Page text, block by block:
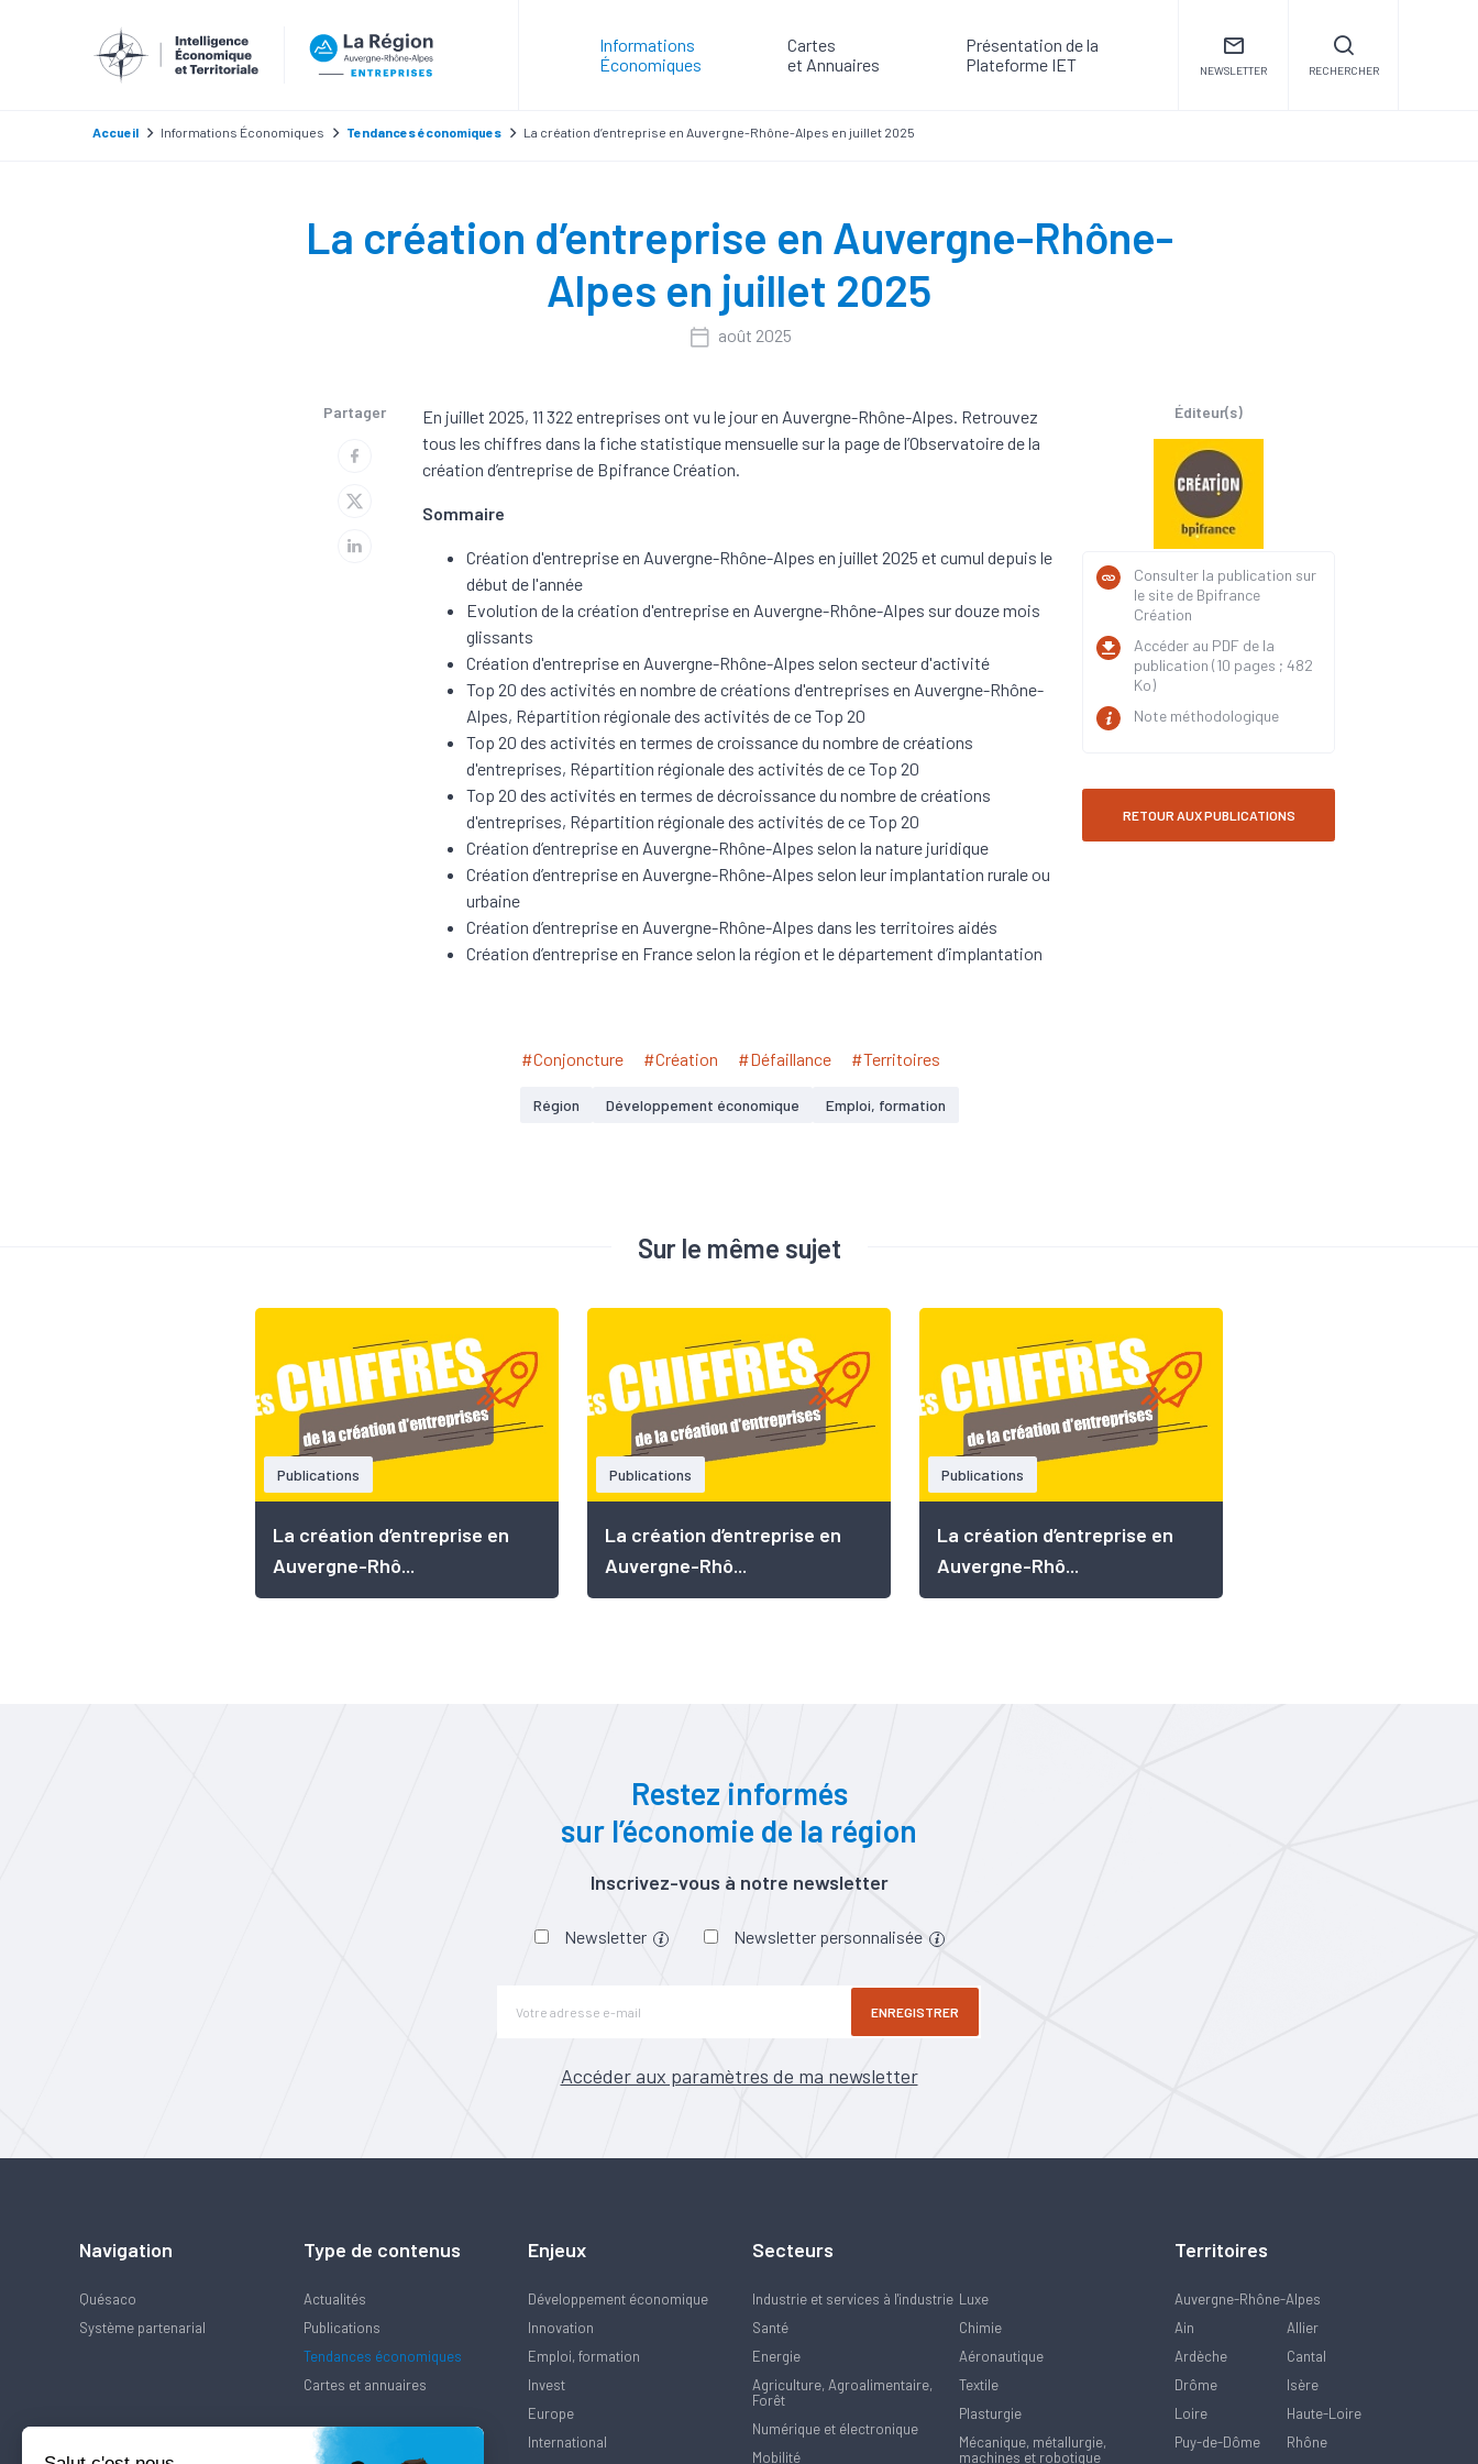
Informations
Économiques
Cartes
et Annuaires
Présentation de la
Plateforme IET
NEWSLETTER RECHERCHER
Accueil Informations Économiques Tendances économiques La création d’entreprise en Auvergne-Rhône-Alpes en juillet 2025
La création d’entreprise en Auvergne-Rhône-
Alpes en juillet 2025
août 2025
Partager
En juillet 2025, 11 322 entreprises ont vu le jour en Auvergne-Rhône-Alpes. Retrouvez
tous les chiffres dans la fiche statistique mensuelle sur la page de l’Observatoire de la
création d’entreprise de Bpifrance Création.
Sommaire
Création d'entreprise en Auvergne-Rhône-Alpes en juillet 2025 et cumul depuis le
début de l'année
Evolution de la création d'entreprise en Auvergne-Rhône-Alpes sur douze mois
glissants
Création d'entreprise en Auvergne-Rhône-Alpes selon secteur d'activité
Top 20 des activités en nombre de créations d'entreprises en Auvergne-Rhône-
Alpes, Répartition régionale des activités de ce Top 20
Top 20 des activités en termes de croissance du nombre de créations
d'entreprises, Répartition régionale des activités de ce Top 20
Top 20 des activités en termes de décroissance du nombre de créations
d'entreprises, Répartition régionale des activités de ce Top 20
Création d’entreprise en Auvergne-Rhône-Alpes selon la nature juridique
Création d’entreprise en Auvergne-Rhône-Alpes selon leur implantation rurale ou
urbaine
Création d’entreprise en Auvergne-Rhône-Alpes dans les territoires aidés
Création d’entreprise en France selon la région et le département d’implantation
Éditeur(s)
Consulter la publication sur
le site de Bpifrance
Création
Accéder au PDF de la
publication (10 pages ; 482
Ko)
Note méthodologique
RETOUR AUX PUBLICATIONS
#Conjoncture #Création #Défaillance #Territoires
Région Développement économique Emploi, formation
Sur le même sujet
Publications
La création d’entreprise en
Auvergne-Rhô...
Publications
La création d’entreprise en
Auvergne-Rhô...
Publications
La création d’entreprise en
Auvergne-Rhô...
Restez informés
sur l’économie de la région
Inscrivez-vous à notre newsletter
Newsletter Newsletter personnalisée
ENREGISTRER
Accéder aux paramètres de ma newsletter
Navigation
Quésaco
Système partenarial
Type de contenus
Actualités
Publications
Tendances économiques
Cartes et annuaires
Enjeux
Développement économique
Innovation
Emploi, formation
Invest
Europe
International
Secteurs
Industrie et services à l'industrie
Santé
Energie
Agriculture, Agroalimentaire,
Forêt
Numérique et électronique
Mobilité
Luxe
Chimie
Aéronautique
Textile
Plasturgie
Mécanique, métallurgie,
machines et robotique
Territoires
Auvergne-Rhône-Alpes
Ain
Allier
Ardèche
Cantal
Drôme
Isère
Loire
Haute-Loire
Puy-de-Dôme
Rhône